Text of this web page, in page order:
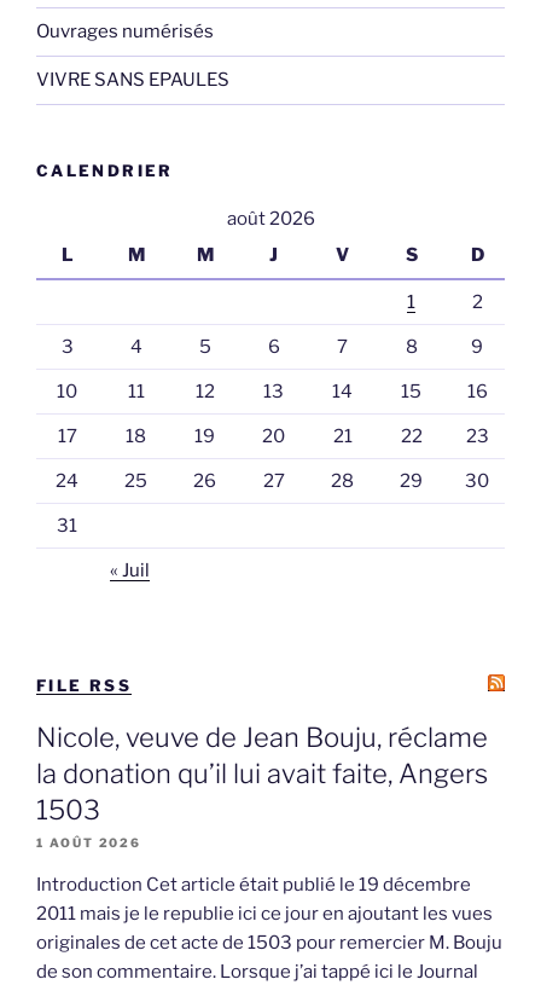
Ouvrages numérisés
VIVRE SANS EPAULES
CALENDRIER
août 2026
L
M M J V S D
1 2
3 4 5 6 7 8 9
10 11 12 13 14 15 16
17 18 19 20 21 22 23
24 25 26 27 28 29 30
31
« Juil
FILE RSS
Nicole, veuve de Jean Bouju, réclame
la donation qu’il lui avait faite, Angers
1503
1 AOÛT 2026
Introduction Cet article était publié le 19 décembre
2011 mais je le republie ici ce jour en ajoutant les vues
originales de cet acte de 1503 pour remercier M. Bouju
de son commentaire. Lorsque j’ai tappé ici le Journal